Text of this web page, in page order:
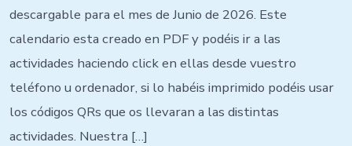
descargable para el mes de Junio de 2026. Este
calendario esta creado en PDF y podéis ir a las
actividades haciendo click en ellas desde vuestro
teléfono u ordenador, si lo habéis imprimido podéis usar
los códigos QRs que os llevaran a las distintas
actividades. Nuestra […]